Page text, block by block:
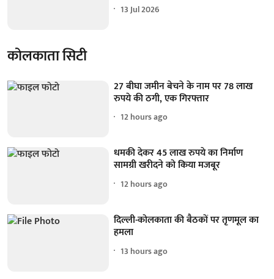
13 Jul 2026
कोलकाता सिटी
27 बीघा जमीन बेचने के नाम पर 78 लाख
रुपये की ठगी, एक गिरफ्तार
12 hours ago
धमकी देकर 45 लाख रुपये का निर्माण
सामग्री खरीदने को किया मजबूर
12 hours ago
दिल्ली-कोलकाता की बैठकों पर तृणमूल का
हमला
13 hours ago